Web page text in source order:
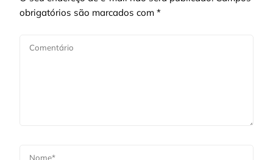
obrigatórios são marcados com *